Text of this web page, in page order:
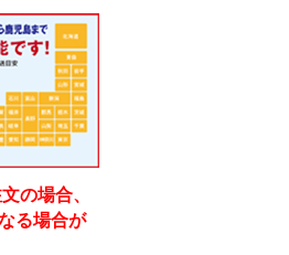
の場合、
る場合が